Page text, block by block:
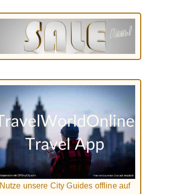
Nutze unsere City Guides offline auf